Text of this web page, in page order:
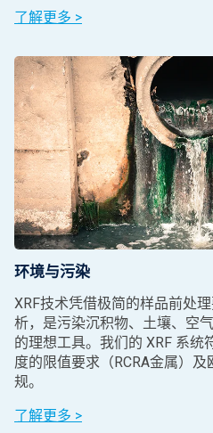
了解更多 >
环境与污染
XRF技术凭借极简的样品前处
析，是污染沉积物、土壤、空
的理想工具。我们的 XRF 系统
度的限值要求（RCRA金属）及
规。
了解更多 >